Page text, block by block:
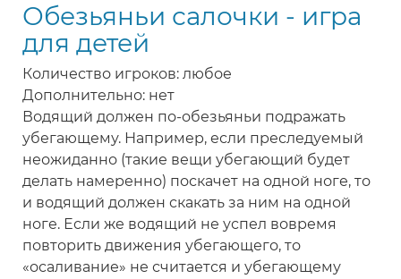
игра
для
детей
Обезьяньи салочки - игра
для детей
Количество игроков: любое
Дополнительно: нет
Водящий должен по-обезьяньи подражать
убегающему. Например, если преследуемый
неожиданно (такие вещи убегающий будет
делать намеренно) поскачет на одной ноге, то
и водящий должен скакать за ним на одной
ноге. Если же водящий не успел вовремя
повторить движения убегающего, то
«осаливание» не считается и убегающему